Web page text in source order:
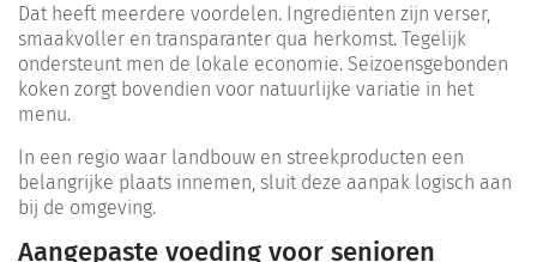
Dat heeft meerdere voordelen. Ingrediënten zijn verser,
smaakvoller en transparanter qua herkomst. Tegelijk
ondersteunt men de lokale economie. Seizoensgebonden
koken zorgt bovendien voor natuurlijke variatie in het
menu.
In een regio waar landbouw en streekproducten een
belangrijke plaats innemen, sluit deze aanpak logisch aan
bij de omgeving.
Aangepaste voeding voor senioren